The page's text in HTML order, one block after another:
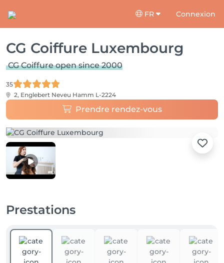
FR Connexion
CG Coiffure Luxembourg
CG Coiffure open since 2000
35
2, Englebert Neveu Hamm L-2224
Prendre rendez-vous
Prestations